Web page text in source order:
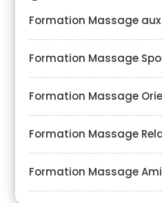
Formation Massage
Formation Massage
Formation Massage
Formation Massage
Formation Massage